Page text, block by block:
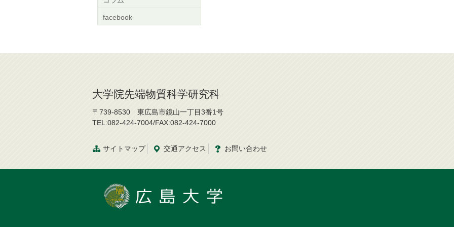
facebook
大学院先端物質科学研究科
〒739-8530 東広島市鏡山一丁目3番1号
TEL:082-424-7004/FAX:082-424-7000
サイトマップ 交通アクセス お問い合わせ